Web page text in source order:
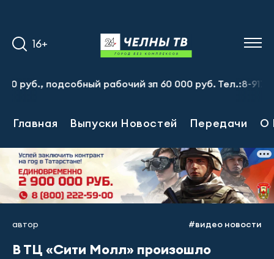
16+
подсобный рабочий зп 60 000 руб. Тел.:8-917-913-
Главная Выпуски Новостей Передачи О
автор #видео новости
В ТЦ «Сити Молл» произошло